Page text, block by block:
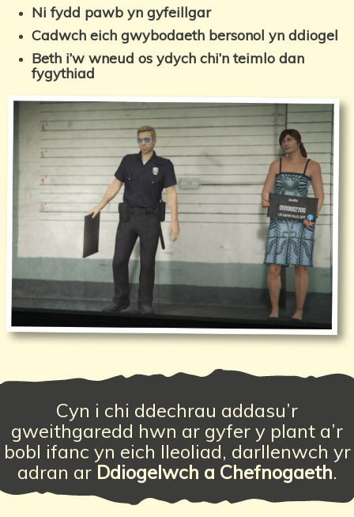
Ni fydd pawb yn gyfeillgar
Cadwch eich gwybodaeth bersonol yn ddiogel
Beth i’w wneud os ydych chi’n teimlo dan
fygythiad
Cyn i chi ddechrau addasu’r
gweithgaredd hwn ar gyfer y plant a’r
bobl ifanc yn eich lleoliad, darllenwch yr
adran ar Ddiogelwch a Chefnogaeth.